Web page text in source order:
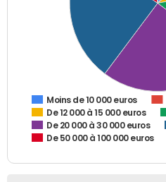
Moins de 10 000 euros
De 12 000 à 15 000 euros
De 20 000 à 30 000 euros
De 50 000 à 100 000 euros